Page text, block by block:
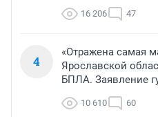
16 206 47
4
«Отражена самая
Ярославской
БПЛА. Заявление
10 610 60